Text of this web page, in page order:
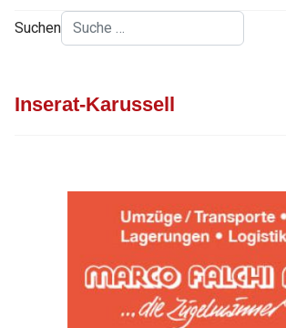
Suchen
Inserat-Karussell